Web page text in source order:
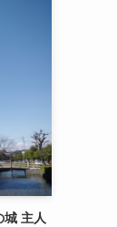
城 主人